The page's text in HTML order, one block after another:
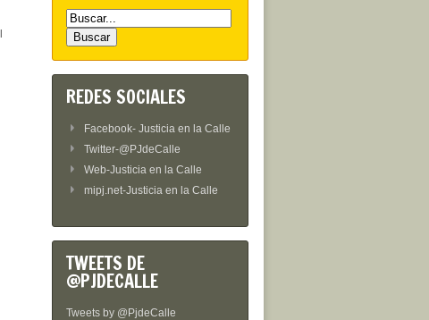
REDES SOCIALES
Facebook- Justicia en la Calle
Twitter-@PJdeCalle
Web-Justicia en la Calle
mipj.net-Justicia en la Calle
TWEETS DE
@PJDECALLE
Tweets by @PjdeCalle